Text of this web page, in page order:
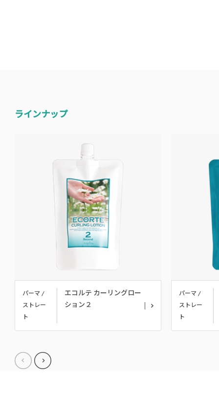
ラインナップ
パーマ /
ストレー
ト
エコルテ カーリングロー
ション２
パーマ /
ストレー
ト